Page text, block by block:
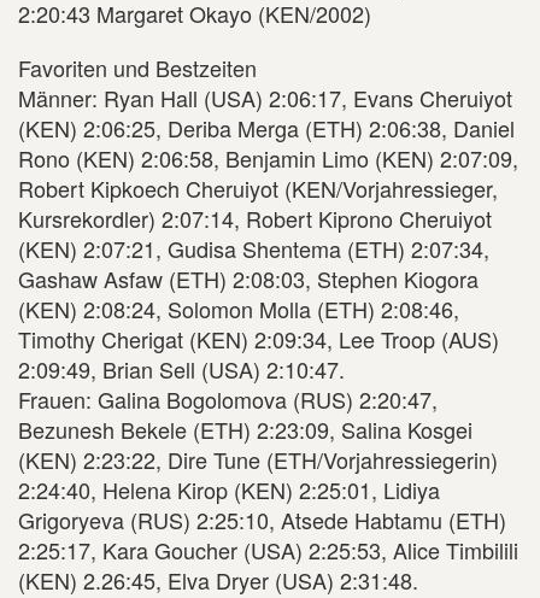
2:20:43 Margaret Okayo (KEN/2002)
Favoriten und Bestzeiten
Männer: Ryan Hall (USA) 2:06:17, Evans Cheruiyot
(KEN) 2:06:25, Deriba Merga (ETH) 2:06:38, Daniel
Rono (KEN) 2:06:58, Benjamin Limo (KEN) 2:07:09,
Robert Kipkoech Cheruiyot (KEN/Vorjahressieger,
Kursrekordler) 2:07:14, Robert Kiprono Cheruiyot
(KEN) 2:07:21, Gudisa Shentema (ETH) 2:07:34,
Gashaw Asfaw (ETH) 2:08:03, Stephen Kiogora
(KEN) 2:08:24, Solomon Molla (ETH) 2:08:46,
Timothy Cherigat (KEN) 2:09:34, Lee Troop (AUS)
2:09:49, Brian Sell (USA) 2:10:47.
Frauen: Galina Bogolomova (RUS) 2:20:47,
Bezunesh Bekele (ETH) 2:23:09, Salina Kosgei
(KEN) 2:23:22, Dire Tune (ETH/Vorjahressiegerin)
2:24:40, Helena Kirop (KEN) 2:25:01, Lidiya
Grigoryeva (RUS) 2:25:10, Atsede Habtamu (ETH)
2:25:17, Kara Goucher (USA) 2:25:53, Alice Timbilili
(KEN) 2.26:45, Elva Dryer (USA) 2:31:48.